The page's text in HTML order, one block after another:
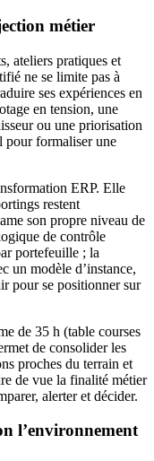
métier
ateliers pratiques et
ne se limite pas à
ses expériences en
en tension, une
ou une priorisation
pour formaliser une
ERP. Elle
restent
son propre niveau de
de contrôle
portefeuille ; la
un modèle d’instance,
pour se positionner sur
de 35 h (table courses
de consolider les
proches du terrain et
de vue la finalité métier
alerter et décider.
l’environnement